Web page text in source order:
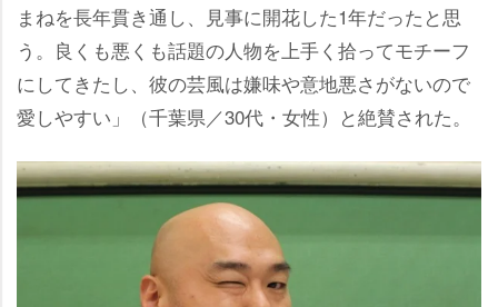
まねを長年貫き通し、見事に開花した1年だったと思
う。良くも悪くも話題の人物を上手く拾ってモチーフ
にしてきたし、彼の芸風は嫌味や意地悪さがないので
愛しやすい」（千葉県／30代・女性）と絶賛された。